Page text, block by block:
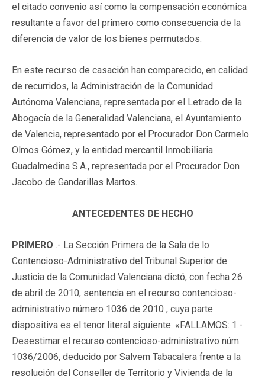
el citado convenio así como la compensación económica
resultante a favor del primero como consecuencia de la
diferencia de valor de los bienes permutados.
En este recurso de casación han comparecido, en calidad
de recurridos, la Administración de la Comunidad
Autónoma Valenciana, representada por el Letrado de la
Abogacía de la Generalidad Valenciana, el Ayuntamiento
de Valencia, representado por el Procurador Don Carmelo
Olmos Gómez, y la entidad mercantil Inmobiliaria
Guadalmedina S.A., representada por el Procurador Don
Jacobo de Gandarillas Martos.
ANTECEDENTES DE HECHO
PRIMERO .- La Sección Primera de la Sala de lo
Contencioso-Administrativo del Tribunal Superior de
Justicia de la Comunidad Valenciana dictó, con fecha 26
de abril de 2010, sentencia en el recurso contencioso-
administrativo número 1036 de 2010 , cuya parte
dispositiva es el tenor literal siguiente: «FALLAMOS: 1.-
Desestimar el recurso contencioso-administrativo núm.
1036/2006, deducido por Salvem Tabacalera frente a la
resolución del Conseller de Territorio y Vivienda de la